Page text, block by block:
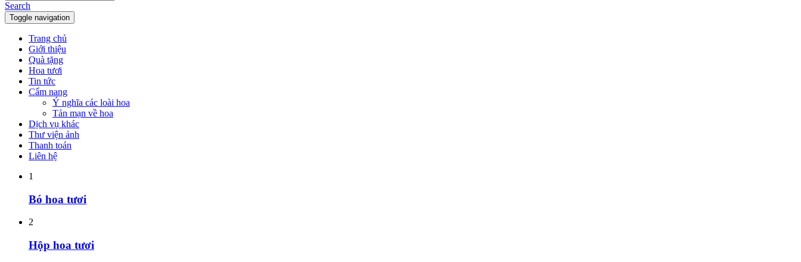
Search
Toggle navigation
Trang chủ
Giới thiệu
Quà tặng
Hoa tươi
Tin tức
Cẩm nang
Ý nghĩa các loài hoa
Tản mạn về hoa
Dịch vụ khác
Thư viện ảnh
Thanh toán
Liên hệ
1
Bó hoa tươi
2
Hộp hoa tươi